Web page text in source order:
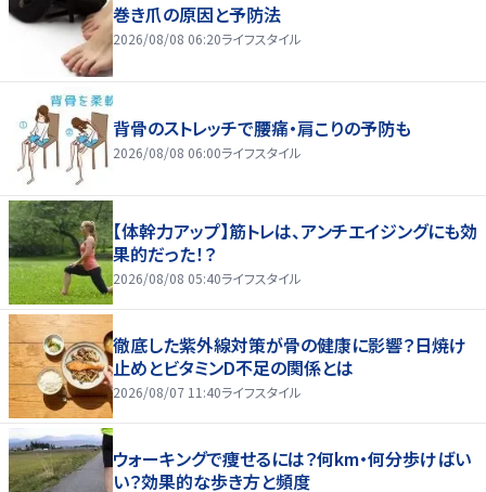
巻き爪の原因と予防法
2026/08/08 06:20ライフスタイル
背骨のストレッチで腰痛・肩こりの予防も
2026/08/08 06:00ライフスタイル
【体幹力アップ】筋トレは、アンチエイジングにも効
果的だった！？
2026/08/08 05:40ライフスタイル
徹底した紫外線対策が骨の健康に影響？日焼け
止めとビタミンD不足の関係とは
2026/08/07 11:40ライフスタイル
ウォーキングで痩せるには？何km・何分歩けばい
い？効果的な歩き方と頻度